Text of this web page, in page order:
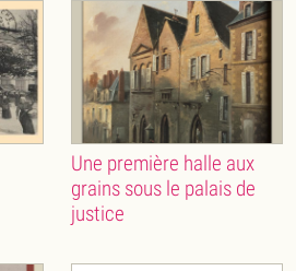
Une première halle aux
grains sous le palais de
justice